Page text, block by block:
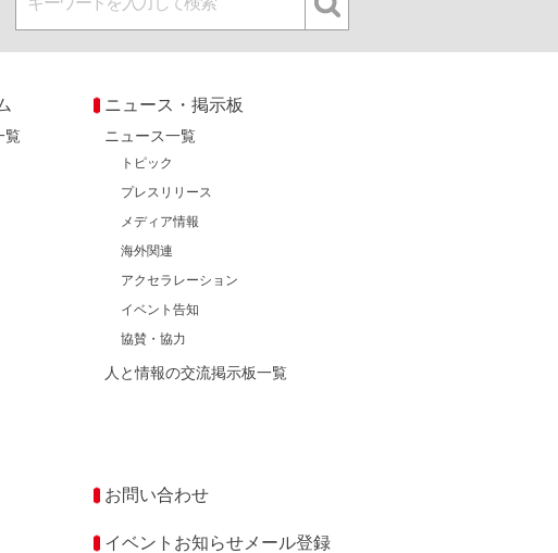
覧
ニュース・掲示板
ニュース一覧
トピック
プレスリリース
メディア情報
海外関連
アクセラレーション
イベント告知
協賛・協力
人と情報の交流掲示板一覧
お問い合わせ
イベントお知らせメール登録